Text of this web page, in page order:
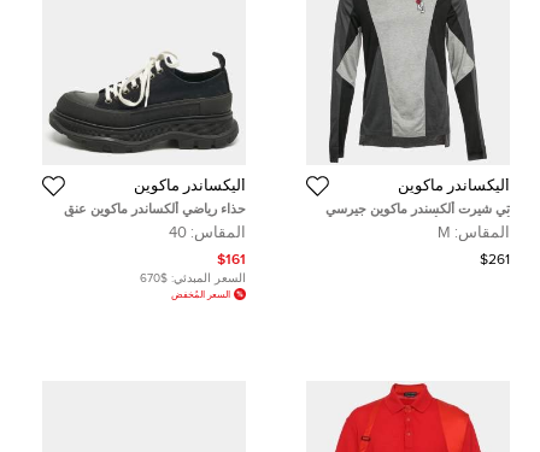
أليكساندر ماكوين
تي شيرت ألكسندر ماكوين جيرسي
أسود/رمادي بأكمام طويلة مقاس
متوسط
المقاس: M
$261
أليكساندر ماكوين
حذاء رياضي ألكساندر ماكوين عنق
منخفض تريد مطاط وجلد أبيض /أسود
مقاس 42
المقاس: 40
$161
السعر المبدئي: $670
السعر المُخفض